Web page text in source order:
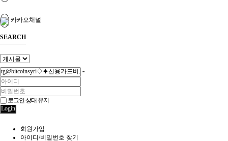
카카오채널
SEARCH
로그인 상태 유지
Login
회원가입
아이디/비밀번호 찾기